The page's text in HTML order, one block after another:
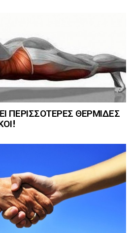
ΠΕΡΙΣΣΟΤΕΡΕΣ ΘΕΡΜΙΔΕΣ